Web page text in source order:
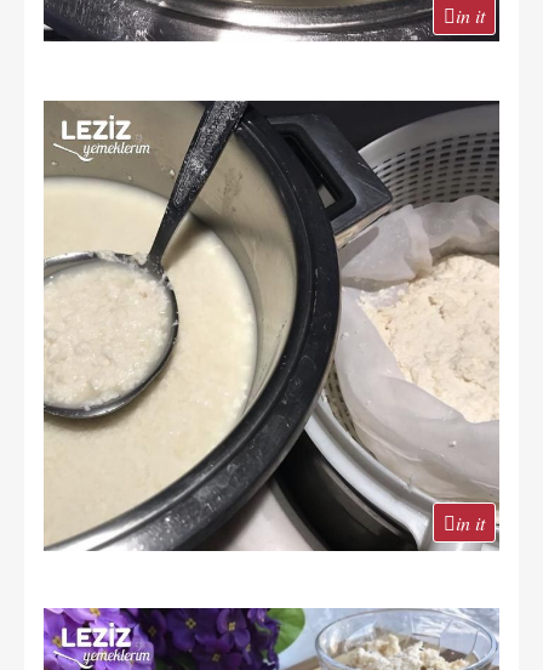
in it
in it